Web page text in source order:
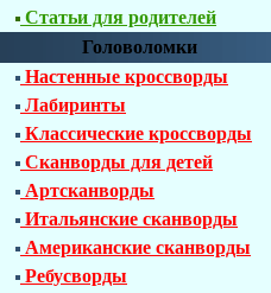
Статьи для родителей
Головоломки
Настенные кроссворды
Лабиринты
Классические кроссворды
Сканворды для детей
Артсканворды
Итальянские сканворды
Американские сканворды
Ребусворды